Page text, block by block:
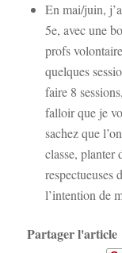
En mai/juin,
5e, avec une
profs
quelques
faire 8
falloir que je
sachez que
classe, planter
respectueuses
l’intention de
Partager l'article